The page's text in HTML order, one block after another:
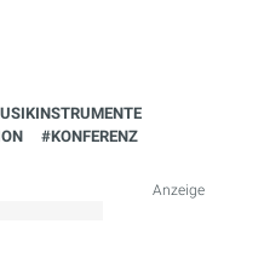
#KONFERENZ
Anzeige